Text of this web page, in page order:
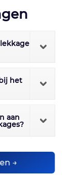
het
aan
→